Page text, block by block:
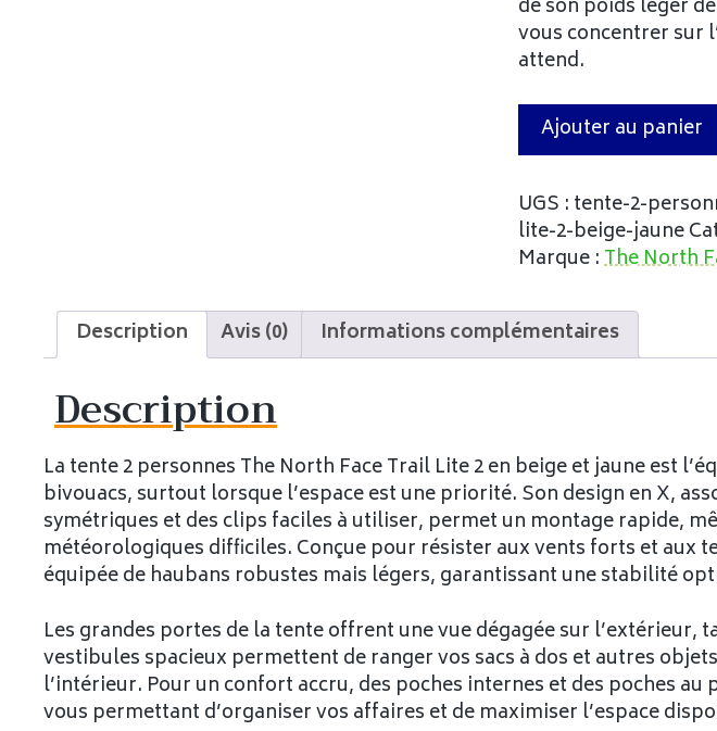
de son poids léger
vous concentrer sur
attend.
Ajouter au panier
UGS : tente-2-
lite-2-beige-jaune
Marque :The North
Description Avis (0) Informations complémentaires
Description
La tente 2 personnes The North Face Trail Lite 2 en beige et jaune est
bivouacs, surtout lorsque l’espace est une priorité. Son design en X,
symétriques et des clips faciles à utiliser, permet un montage rapide,
météorologiques difficiles. Conçue pour résister aux vents forts et aux
équipée de haubans robustes mais légers, garantissant une stabilité
Les grandes portes de la tente offrent une vue dégagée sur l’extérieur,
vestibules spacieux permettent de ranger vos sacs à dos et autres
l’intérieur. Pour un confort accru, des poches internes et des poches
vous permettant d’organiser vos affaires et de maximiser l’espace